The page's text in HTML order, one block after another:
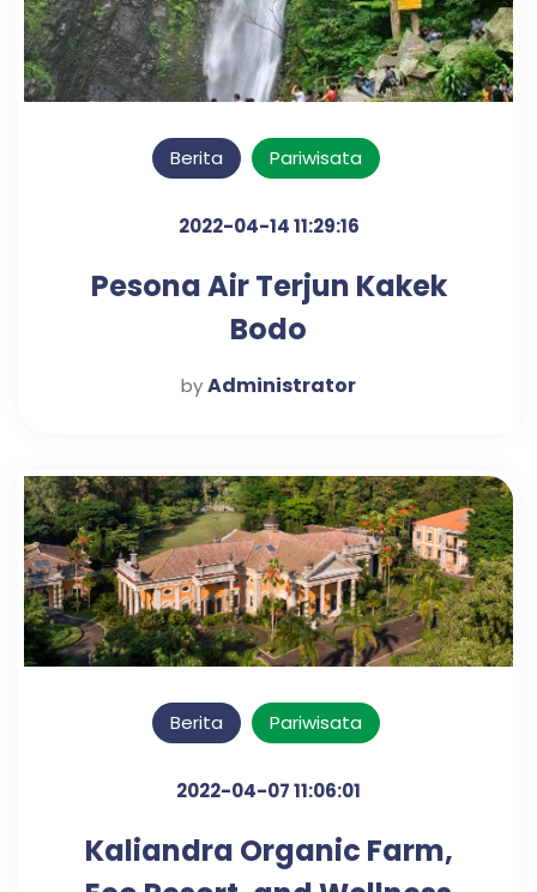
Berita Pariwisata
2022-04-14 11:29:16
Pesona Air Terjun Kakek
Bodo
byAdministrator
Berita Pariwisata
2022-04-07 11:06:01
Kaliandra Organic Farm,